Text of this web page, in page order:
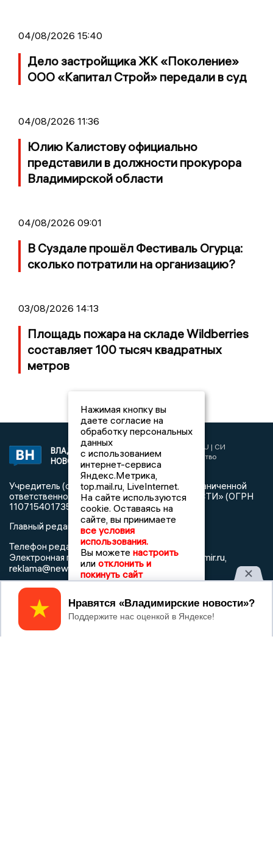
04/08/2026 15:40
Дело застройщика ЖК «Поколение»
ООО «Капитал Строй» передали в суд
04/08/2026 11:36
Юлию Калистову официально
представили в должности прокурора
Владимирской области
04/08/2026 09:01
В Суздале прошёл Фестиваль Огурца:
сколько потратили на организацию?
03/08/2026 14:13
Площадь пожара на складе Wildberries
составляет 100 тысяч квадратных
метров
ВЛАДИМИРСКИЕ
НОВОСТИ
2017 © NEWSVLADIMIR.RU | СИ
«Информационное агентство
Владимирские новости»
Учредитель (соучредители): Общество с ограниченной
ответственностью «РЕГИОНАЛЬНЫЕ НОВОСТИ» (ОГРН
1107154017354)
Главный редактор: Мазов С. А.
Телефон редакции:8 (4922) 666916
Электронная почта редакции:info@newsvladimir.ru,
reklama@newsvladimir.ru
Регистрационный номер: серия Эл № ФС77-78858 от 4
августа 2020 г. согласно выписке из реестра
зарегистрированных средств массовой информации
выдана Федеральной службой по надзору в сфере связи,
Нажимая кнопку вы
даете согласие на
обработку персональных
данных
с использованием
интернет-сервиса
Яндекс.Метрика,
top.mail.ru, LiveInternet.
На сайте используются
cookie. Оставаясь на
сайте, вы принимаете
все условия
использования.
Вы можете настроить
или отклонить и
покинуть сайт
Принять